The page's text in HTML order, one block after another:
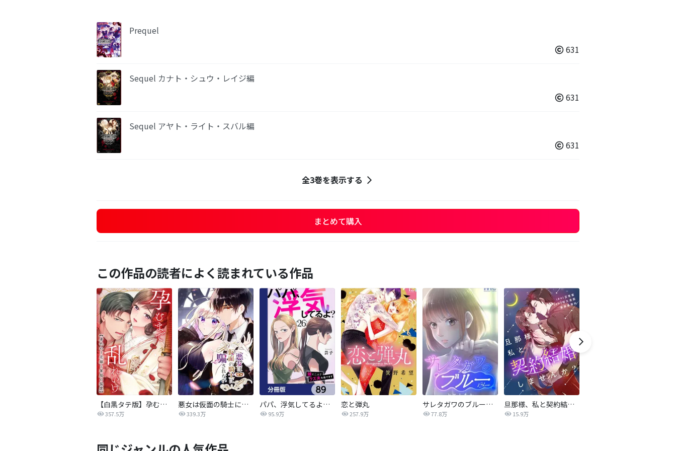
Prequel
631
Sequel カナト・シュウ・レイジ編
631
Sequel アヤト・ライト・スバル編
631
全3巻を表示する
まとめて購入
この作品の読者によく読まれている作品
【白黒タテ版】孕むまで乱れいけ～身代わり花嫁と軍服の猛愛
357.5万
悪女は仮面の騎士に騙されない
339.3万
パパ、浮気してるよ？娘と二人でクズ夫を捨てます【分冊版】
95.9万
恋と弾丸
257.9万
サレタガワのブルー【タテヨミ】
77.8万
旦那様、私と契約結婚しませんか？【タテヨミ】
15.9万